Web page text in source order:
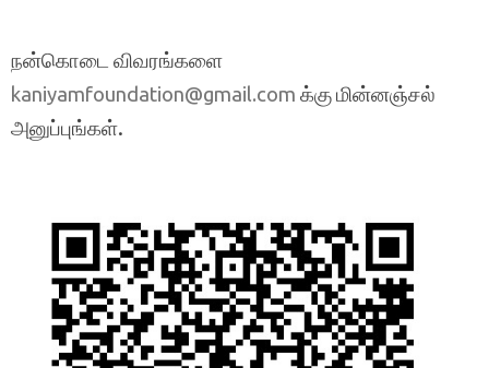
நன்கொடை விவரங்களை
kaniyamfoundation@gmail.com க்கு மின்னஞ்சல்
அனுப்புங்கள்.